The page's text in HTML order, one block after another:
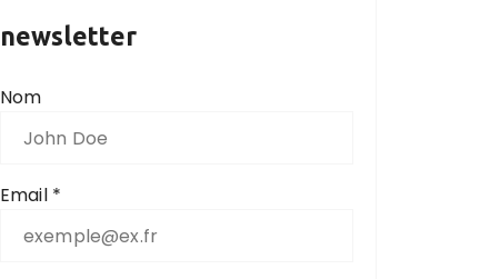
newsletter
Nom
Email *